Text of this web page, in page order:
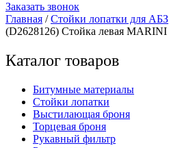
Заказать звонок
Главная /Стойки лопатки для АБЗ
(D2628126) Стойка левая MARINI
Каталог товаров
Битумные материалы
Стойки лопатки
Выстилающая броня
Торцевая броня
Рукавный фильтр